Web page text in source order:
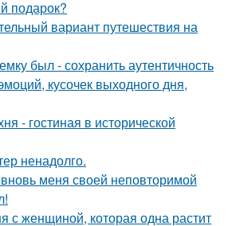
подарок?
вариант путешествия на
был - сохранить аутентичность
кусочек выходного дня,
- гостиная в исторической
ненадолго.
меня своей неповторимой
с женщиной, которая одна растит